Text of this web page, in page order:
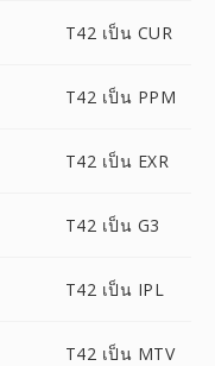
T42 เป็น CUR
T42 เป็น PPM
T42 เป็น EXR
T42 เป็น G3
T42 เป็น IPL
T42 เป็น MTV